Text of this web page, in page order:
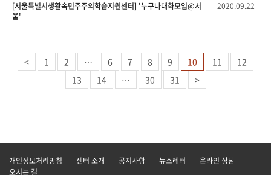
[서울특별시생활속민주주의학습지원센터] '누구나대화모임@서
울'
2020.09.22
< 1 2 … 6 7 8 9 10 11
12
13
14 … 30 31 >
개인정보처리방침 센터 소개 공지사항 뉴스레터
온라인 상담
오시는 길